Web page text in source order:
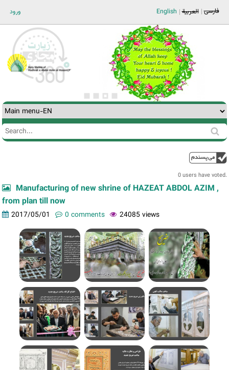
ورود فارسی العربية English
Search
Search
0 users have voted.
Manufacturing of new shrine of HAZEAT ABDOL AZIM ,
from plan till now
2017/05/01 0 comments 24085 views